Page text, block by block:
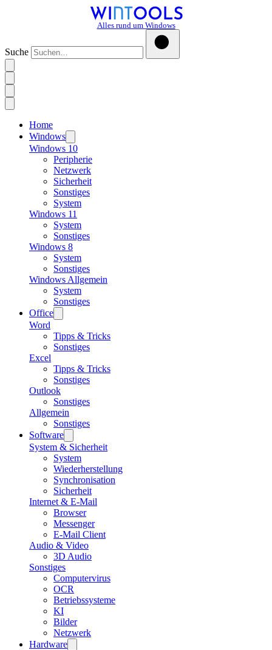
Alles rund um Windows
Suche
Home
Windows
Windows 10
Peripherie
Netzwerk
Sicherheit
Sonstiges
System
Windows 11
System
Sonstiges
Windows 8
System
Sonstiges
Windows Allgemein
System
Sonstiges
Office
Word
Tipps & Tricks
Sonstiges
Excel
Tipps & Tricks
Sonstiges
Outlook
Sonstiges
Allgemein
Sonstiges
Software
System & Sicherheit
System
Wiederherstellung
Synchronisation
Sicherheit
Internet & E-Mail
Browser
Messenger
E-Mail Client
Audio & Video
3D Audio
Sonstiges
Computervirus
OCR
Betriebssysteme
KI
Bilder
Netzwerk
Hardware